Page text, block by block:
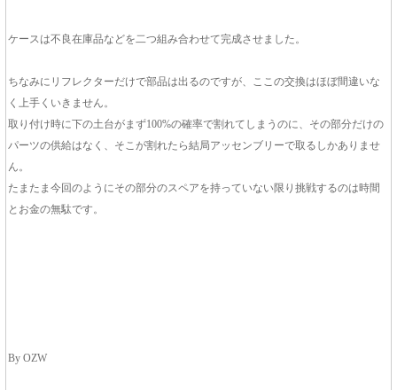
ケースは不良在庫品などを二つ組み合わせて完成させました。
ちなみにリフレクターだけで部品は出るのですが、ここの交換はほぼ間違いな
く上手くいきません。
取り付け時に下の土台がまず100%の確率で割れてしまうのに、その部分だけの
パーツの供給はなく、そこが割れたら結局アッセンブリーで取るしかありませ
ん。
たまたま今回のようにその部分のスペアを持っていない限り挑戦するのは時間
とお金の無駄です。
By OZW